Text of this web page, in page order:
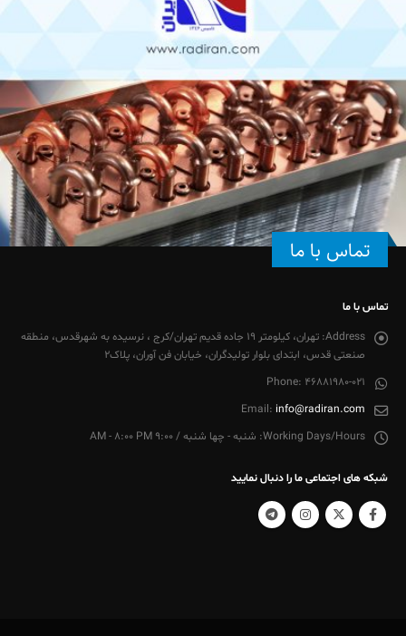
تماس با ما
تماس با ما
Address:
تهران، کیلومتر 19 جاده قدیم تهران/کرج ، نرسیده به شهرقدس، منطقه
صنعتی قدس، ابتدای بلوار تولیدگران، خیابان فن آوران، پلاک2
Phone: 46881980-021
Email: info@radiran.com
Working Days/Hours: شنبه - چها شنبه / 9:00 AM - 8:00 PM
شبکه های اجتماعی ما را دنبال نمایید